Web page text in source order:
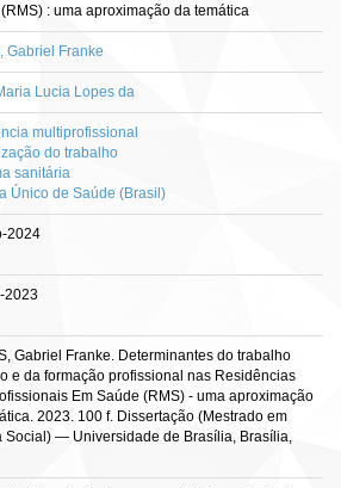
: uma aproximação da temática
Gabriel Franke
Lucia Lopes da
multiprofissional
do trabalho
sanitária
Único de Saúde (Brasil)
2024
2023
Gabriel Franke. Determinantes do trabalho
e da formação profissional nas Residências
Em Saúde (RMS) - uma aproximação
2023. 100 f. Dissertação (Mestrado em
Social) — Universidade de Brasília, Brasília,